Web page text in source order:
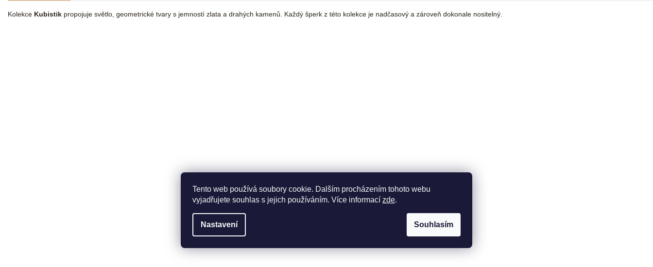
Tento web používá soubory cookie. Dalším procházením tohoto webu
vyjadřujete souhlas s jejich používáním. Více informací zde.
Nastavení Souhlasím
Kolekce Kubistik propojuje světlo, geometrické tvary s jemností zlata a drahých kamenů. Každý šperk z této kolekce je nadčasový a zároveň dokonale nositelný.